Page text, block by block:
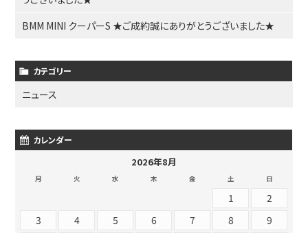
BMM MINI クーパーS ★ご成約誠にありがとうございました★
カテゴリー
ニュース
カレンダー
2026年8月
月 火 水 木 金 土 日
1
2
3
4 5 6 7 8
9